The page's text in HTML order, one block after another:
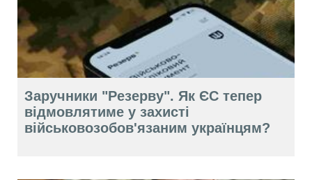
Заручники "Резерву". Як ЄС тепер
відмовлятиме у захисті
військовозобов'язаним українцям?